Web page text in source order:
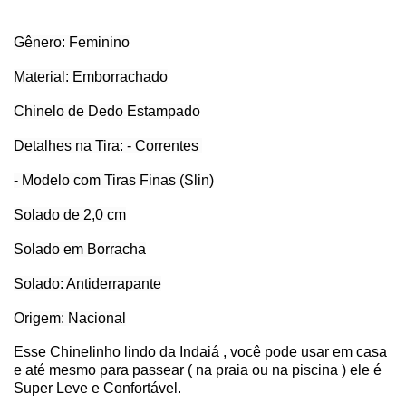
Gênero: Feminino
Material: Emborrachado
Chinelo de Dedo Estampado
Detalhes na Tira: - Correntes
- Modelo com Tiras Finas (Slin)
Solado de 2,0 cm
Solado em Borracha
Solado: Antiderrapante
Origem: Nacional
Esse Chinelinho lindo da Indaiá , você pode usar em casa
e até mesmo para passear ( na praia ou na piscina ) ele é
Super Leve e Confortável.